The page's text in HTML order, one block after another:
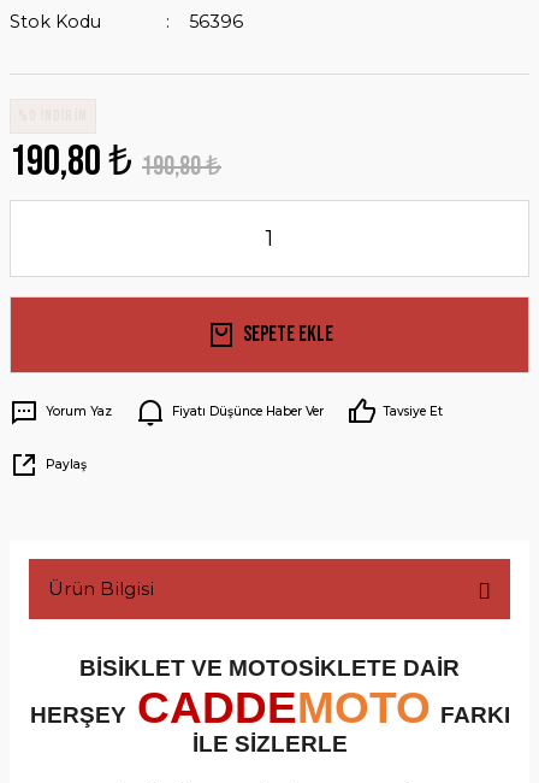
Stok Kodu
56396
190,80 ₺ 190,80 ₺
Sepete Ekle
Yorum Yaz Fiyatı Düşünce Haber Ver Tavsiye Et
Paylaş
Ürün Bilgisi
BİSİKLET VE MOTOSİKLETE DAİR
HERŞEY CADDEMOTO FARKI
İLE SİZLERLE